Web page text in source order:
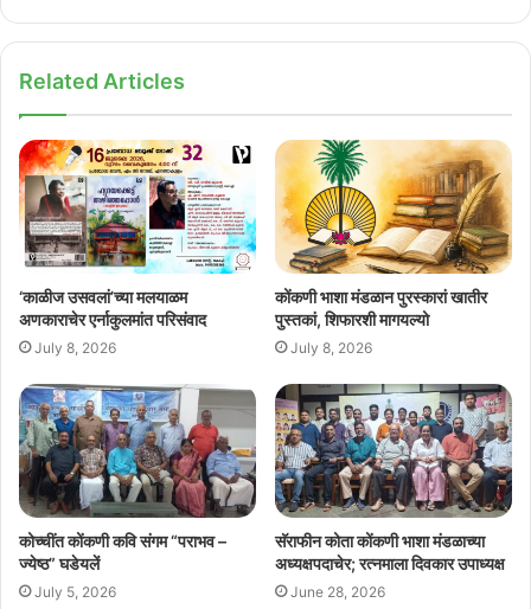
Related Articles
‘काळीज उसवलां’च्या मलयाळम
अणकाराचेर एर्नाकुलमांत परिसंवाद
July 8, 2026
कोंकणी भाशा मंडळान पुरस्कारां खातीर
पुस्तकां, शिफारशी मागयल्यो
July 8, 2026
कोच्चींत कोंकणी कवि संगम “पराभव –
ज्येष्ठ” घडेयलें
July 5, 2026
सॅराफीन कोता कोंकणी भाशा मंडळाच्या
अध्यक्षपदाचेर; रत्नमाला दिवकार उपाध्यक्ष
June 28, 2026